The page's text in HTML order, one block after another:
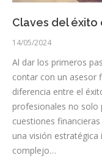
Claves del éxito
14/05/2024
Al dar los primeros
contar con un asesor
diferencia entre el
profesionales no solo
cuestiones
una visión estratégica
complejo…